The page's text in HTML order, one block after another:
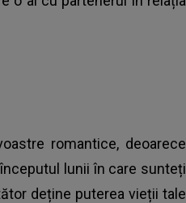
romantice, deoarece
lunii în care sunteți
deține puterea vieții tale